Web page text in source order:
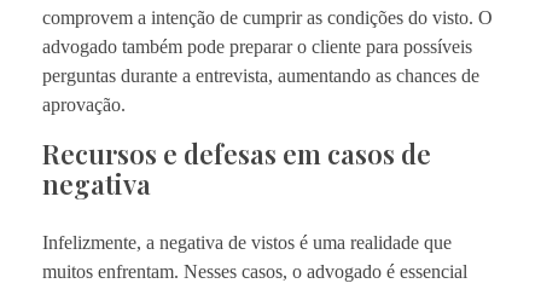
comprovem a intenção de cumprir as condições do visto. O
advogado também pode preparar o cliente para possíveis
perguntas durante a entrevista, aumentando as chances de
aprovação.
Recursos e defesas em casos de
negativa
Infelizmente, a negativa de vistos é uma realidade que
muitos enfrentam. Nesses casos, o advogado é essencial